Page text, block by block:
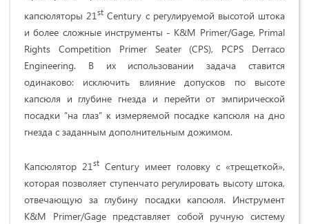
капсюляторы 21st Century с регулируемой высотой штока
и более сложные инструменты - K&M Primer/Gage, Primal
Rights Competition Primer Seater (CPS), PCPS Derraco
Engineering. В их использовании задача ставится
одинаково: исключить влияние допусков по высоте
капсюля и глубине гнезда и перейти от эмпирической
посадки “на глаз” к измеряемой посадке капсюля на дно
гнезда с заданным дополнительным дожимом.
Капсюлятор 21st Century имеет головку с «трещеткой»,
которая позволяет ступенчато регулировать высоту штока,
отвечающую за глубину посадки капсюля. Инструмент
K&M Primer/Gage представляет собой ручную систему